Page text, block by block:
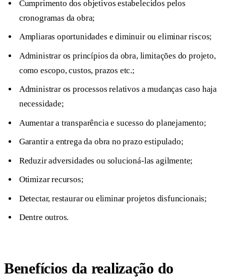
Cumprimento dos objetivos estabelecidos pelos
cronogramas da obra;
Ampliaras oportunidades e diminuir ou eliminar riscos;
Administrar os princípios da obra, limitações do projeto,
como escopo, custos, prazos etc.;
Administrar os processos relativos a mudanças caso haja
necessidade;
Aumentar a transparência e sucesso do planejamento;
Garantir a entrega da obra no prazo estipulado;
Reduzir adversidades ou solucioná-las agilmente;
Otimizar recursos;
Detectar, restaurar ou eliminar projetos disfuncionais;
Dentre outros.
Benefícios da realização do